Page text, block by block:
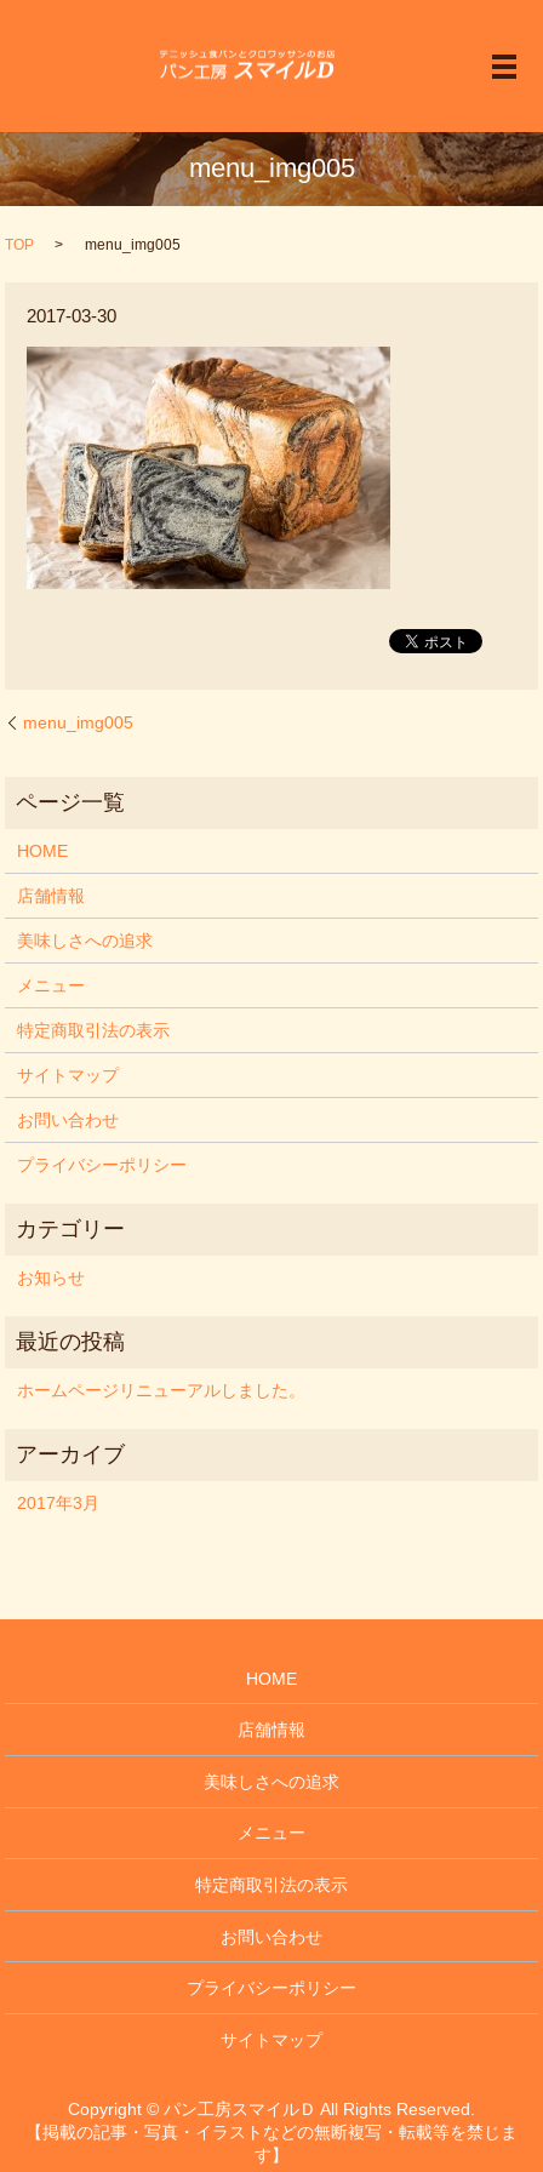
メ
menu_img005
TOP menu_img005
2017-03-30
menu_img005
HOME
店舗情報
美味しさへの追求
メニュー
特定商取引法の表示
サイトマップ
お問い合わせ
プライバシーポリシー
お知らせ
ホームページリニューアルしました。
2017年3月
HOME
店舗情報
美味しさへの追求
メニュー
特定商取引法の表示
お問い合わせ
プライバシーポリシー
サイトマップ
Copyright © パン工房スマイルＤ All Rights Reserved.
【掲載の記事・写真・イラストなどの無断複写・転載等を禁じま
す】